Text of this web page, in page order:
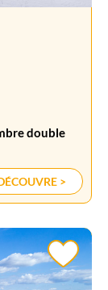
double
>